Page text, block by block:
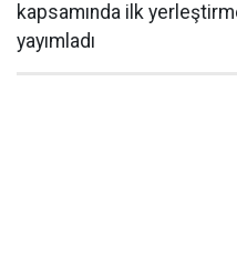
kapsamında ilk
yayımladı